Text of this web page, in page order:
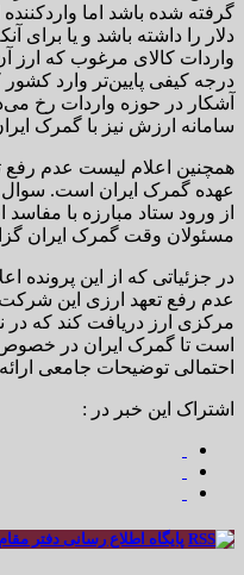
دلار را داشته باشد و یا برای
واردات کالای مرغوب که ارز
درجه کیفی پایین‌تر وارد
آشکار در حوزه واردات رخ
سامانه ارزش نیز با گمرک
همچنین اعلام لیست عدم رفع
عهده گمرک ایران است. سوال
از ورود ستاد مبارزه با
مسئولان وقت گمرک ایران
در جزئیاتی که از این پرونده
عدم رفع تعهد ارزی این شرکت
مرکزی ارز دریافت کند که در
است تا گمرک ایران در
احتمالی توضیحات جامعی
اشتراک این خبر در :
پایگاه اطلاع رسانی دفتر